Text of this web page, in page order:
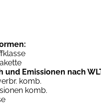
und Emissionen nach
komb.
komb.